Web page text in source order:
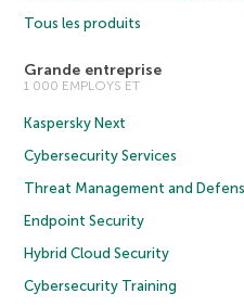
Tous les produits
Grande entreprise
1 000 EMPLOYS ET
Kaspersky Next
Cybersecurity Services
Threat Management and
Endpoint Security
Hybrid Cloud Security
Cybersecurity Training